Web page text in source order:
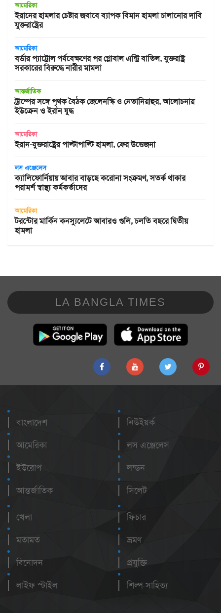
আমেরিকা
ইরানের হামলার চেষ্টার জবাবে ব্যাপক বিমান হামলা চালানোর দাবি
যুক্তরাষ্ট্রের
আমেরিকা
বর্ডার প্যাট্রোল পর্যবেক্ষণের পর গ্লোবাল এন্ট্রি বাতিল, যুক্তরাষ্ট্র
সরকারের বিরুদ্ধে নারীর মামলা
আন্তর্জাতিক
ট্রাম্পের সঙ্গে পৃথক বৈঠক জেলেনস্কি ও নেতানিয়াহুর, আলোচনায়
ইউক্রেন ও ইরান যুদ্ধ
আমেরিকা
ইরান-যুক্তরাষ্ট্রের পাল্টাপাল্টি হামলা, ফের উত্তেজনা
লস এঞ্জেলেস
ক্যালিফোর্নিয়ায় আবার বাড়ছে করোনা সংক্রমণ, সতর্ক থাকার
পরামর্শ স্বাস্থ্য কর্মকর্তাদের
আমেরিকা
টরন্টোর মার্কিন কনস্যুলেটে আবারও গুলি, চলতি বছরে দ্বিতীয়
হামলা
LA BANGLA TIMES
বাংলাদেশ
আমেরিকা
ইউরোপ
আন্তর্জাতিক
নিউইয়র্ক
লস এঞ্জেলেস
লন্ডন
সিলেট
খেলা
মতামত
বিনোদন
লাইফ স্টাইল
ফিচার
ভ্রমণ
প্রযুক্তি
শিল্প-সাহিত্য